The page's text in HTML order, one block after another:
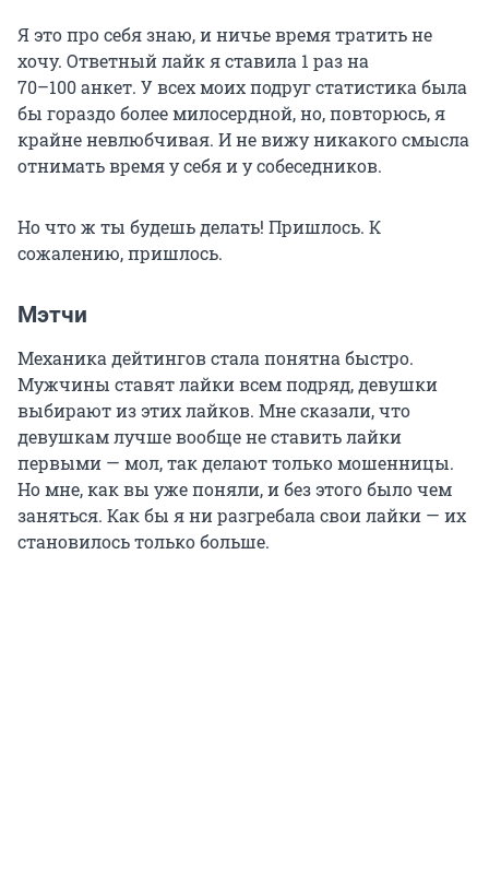
Я это про себя знаю, и ничье время тратить не
хочу. Ответный лайк я ставила 1 раз на
70–100 анкет. У всех моих подруг статистика была
бы гораздо более милосердной, но, повторюсь, я
крайне невлюбчивая. И не вижу никакого смысла
отнимать время у себя и у собеседников.
Но что ж ты будешь делать! Пришлось. К
сожалению, пришлось.
Мэтчи
Механика дейтингов стала понятна быстро.
Мужчины ставят лайки всем подряд, девушки
выбирают из этих лайков. Мне сказали, что
девушкам лучше вообще не ставить лайки
первыми — мол, так делают только мошенницы.
Но мне, как вы уже поняли, и без этого было чем
заняться. Как бы я ни разгребала свои лайки — их
становилось только больше.